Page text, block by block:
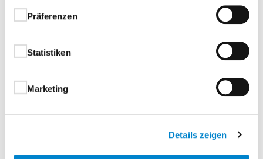
Präferenzen
Statistiken
Marketing
Details zeigen
Broschüre für weiterführende Details.